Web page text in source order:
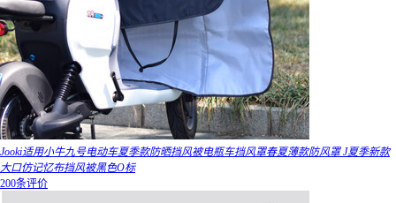
Jooki适用小牛九号电动车夏季款防晒挡风被电瓶车挡风罩春夏薄款防风罩 J夏季新款
大口仿记忆布挡风被黑色O标
200条评价